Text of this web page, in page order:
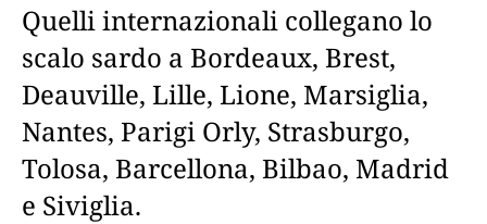
Quelli internazionali collegano lo
scalo sardo a Bordeaux, Brest,
Deauville, Lille, Lione, Marsiglia,
Nantes, Parigi Orly, Strasburgo,
Tolosa, Barcellona, Bilbao, Madrid
e Siviglia.